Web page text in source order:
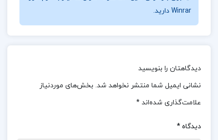
خفته در باداثر الگا کیایی، رمانی عمیق و تأمل‌برانگیز
است که به بررسی ابعاد مختلف زندگی انسانی و
چالش‌های درونی می‌پردازد. نویسنده با نثر زیبا و
خود، نشان‌دهنده عمق روان انسانی هستند. کیایی
توانسته است با استفاده از نمادها و تمثیل‌ها، مفاهیم
Winrar دارید.
دیدگاهتان را بنویسید
نشانی ایمیل شما منتشر نخواهد شد. بخش‌های موردنیاز
علامت‌گذاری شده‌اند *
دیدگاه *